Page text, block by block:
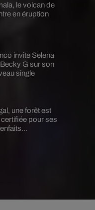
le volcan de
en éruption
invite Selena
G sur son
single
une forêt est
pour ses